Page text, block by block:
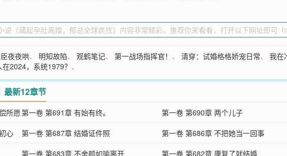
夜夜哄、 明知故陷、观鹤笔记、第一战场指挥官！ 、清穿：试婚格格娇宠日常、我在
在2024，系统1979？ 、
最新12章节
所愿第一卷 第691章 有始有终。 第一卷 第690章 两个儿子
心
第一卷 第687章 结婚证件照 第一卷 第686章 不把她当一回事
第一卷 第683章 不舍颜如瑜离开 第一卷 第682章 康复了就结婚